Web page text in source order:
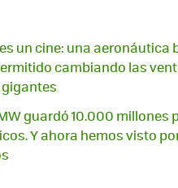
un cine: una aeronáutica
cambiando las
guardó 10.000 millones
Y ahora hemos visto